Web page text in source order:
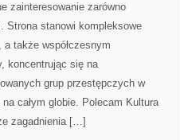
zainteresowanie zarówno
Strona stanowi kompleksowe
także współczesnym
koncentrując się na
grup przestępczych w
całym globie. Polecam Kultura
zagadnienia […]